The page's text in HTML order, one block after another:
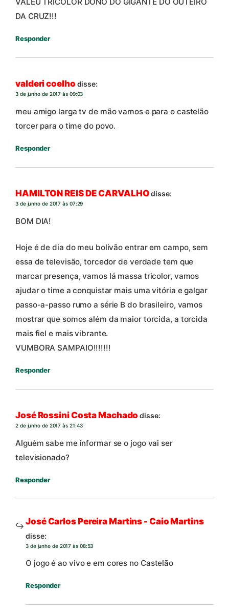
DA CRUZ!!!
Responder
valderi coelho disse:
3 de junho de 2017 às 09:03
meu amigo larga tv de mão vamos e para o castelão
torcer para o time do povo.
Responder
HAMILTON REIS DE CARVALHO disse:
3 de junho de 2017 às 07:29
BOM DIA!
Hoje é de dia do meu bolivão entrar em campo, sem
essa de televisão, torcedor de verdade tem que
marcar presença, vamos lá massa tricolor, vamos
ajudar o time a conquistar mais uma vitória e galgar
passo-a-passo rumo a série B do brasileiro, vamos
mostrar que somos além da maior torcida, a torcida
mais fiel e mais vibrante.
VUMBORA SAMPAIO!!!!!!!
Responder
José Rossini Costa Machado disse:
2 de junho de 2017 às 21:43
Alguém sabe me informar se o jogo vai ser
televisionado?
Responder
José Carlos Pereira Martins - Caio Martins
disse:
3 de junho de 2017 às 08:53
O jogo é ao vivo e em cores no Castelão
Responder